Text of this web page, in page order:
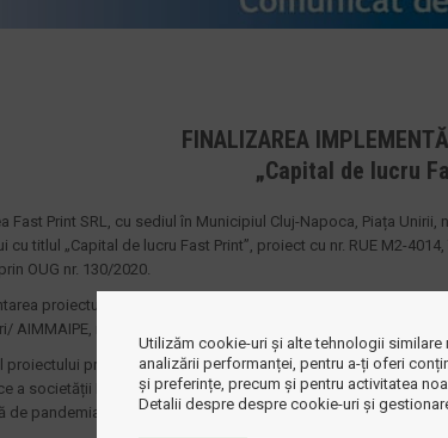
FINALIZAREA
„Capital de lucru
Fast Print SRL, cu sediul în Municipiul Cluj-Napoca, Piața Unirii,
cu titlul „Capital de lucru Fast Print”, proiect cu nr. RUE M2-
OUG nr. 130/2020.
proiectului s-a derulat începând cu data semnării
AIMMAIPE, respectiv 24.03.2021, până la data de 20.07.2021.
proiectului proiectului a fost reprezentat de îmbunătățirea
a societății Fast Print SRL, a cărei activitate a fost afectată de
de pandemia COVID-19.
Utilizăm cookie-uri și alte tehnologii similare
analizării performanței, pentru a-ți oferi
și preferințe, precum și pentru activitatea
Detalii despre despre cookie-uri și